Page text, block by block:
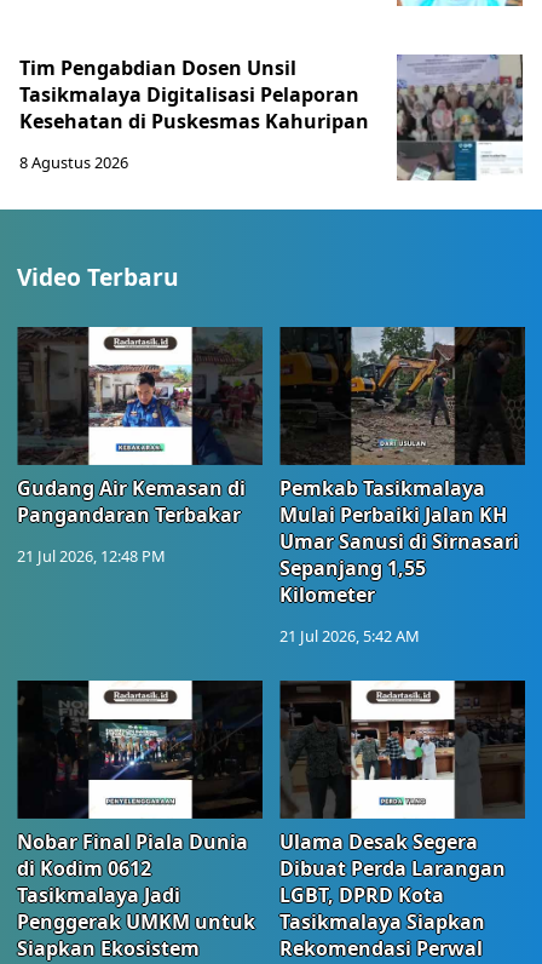
Tim Pengabdian Dosen Unsil
Tasikmalaya Digitalisasi Pelaporan
Kesehatan di Puskesmas Kahuripan
8 Agustus 2026
Video Terbaru
Gudang Air Kemasan di
Pangandaran Terbakar
21 Jul 2026, 12:48 PM
Pemkab Tasikmalaya
Mulai Perbaiki Jalan KH
Umar Sanusi di Sirnasari
Sepanjang 1,55
Kilometer
21 Jul 2026, 5:42 AM
Nobar Final Piala Dunia
di Kodim 0612
Tasikmalaya Jadi
Penggerak UMKM untuk
Siapkan Ekosistem
Ulama Desak Segera
Dibuat Perda Larangan
LGBT, DPRD Kota
Tasikmalaya Siapkan
Rekomendasi Perwal